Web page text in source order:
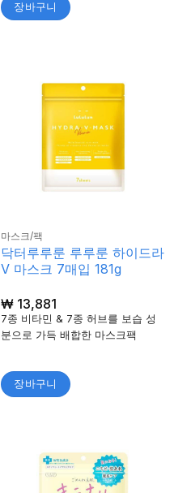
장바구니
마스크/팩
닥터루루룬 루루룬 하이드라
V 마스크 7매입 181g
₩13,881
7종 비타민 & 7종 허브를 보습 성
분으로 가득 배합한 마스크팩
장바구니